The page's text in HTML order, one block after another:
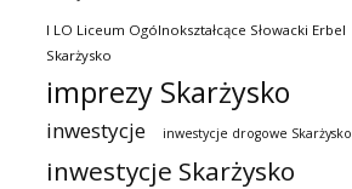
I LO Liceum Ogólnokształcące Słowacki Erbel
Skarżysko
imprezy Skarżysko
inwestycje inwestycje drogowe Skarżysko
inwestycje Skarżysko